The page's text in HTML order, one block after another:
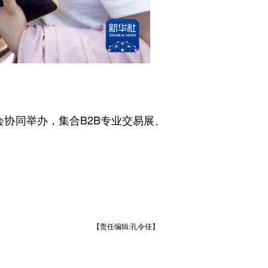
举办，集合B2B专业交易展、
【责任编辑:孔令佳】